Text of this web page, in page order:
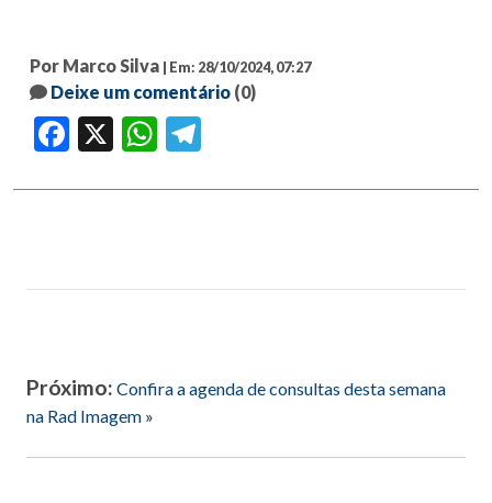
Por Marco Silva | Em: 28/10/2024, 07:27
Deixe um comentário (0)
Facebook WhatsApp
Próximo: Confira a agenda de consultas desta semana
na Rad Imagem »